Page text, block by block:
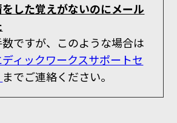
した覚えがないのにメール
ですが、このような場合は
ディックワークスサポートセ
までご連絡ください。